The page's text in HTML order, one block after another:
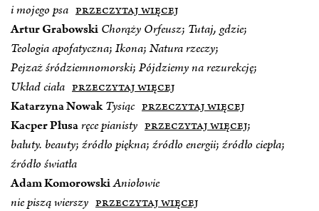
i mojego psa przeczytaj więcej
Artur Grabowski Chorąży Orfeusz; Tutaj, gdzie;
Teologia apofatyczna; Ikona;Natura rzeczy;
Pejzaż śródziemnomorski; Pójdziemy na rezurekcję;
Układ ciała przeczytaj więcej
Katarzyna Nowak Tysiąc przeczytaj więcej
Kacper Płusaręce pianisty przeczytaj więcej;
bałuty. beauty; źródło piękna; źródło energii; źródło ciepła;
źródło światła
Adam KomorowskiAniołowie
nie piszą wierszy przeczytaj więcej